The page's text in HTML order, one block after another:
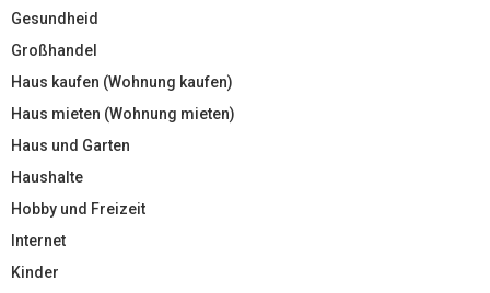
Gesundheid
Großhandel
Haus kaufen (Wohnung kaufen)
Haus mieten (Wohnung mieten)
Haus und Garten
Haushalte
Hobby und Freizeit
Internet
Kinder